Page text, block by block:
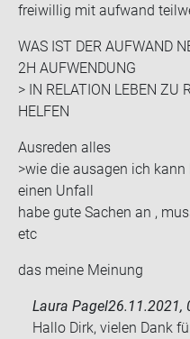
frei­wil­lig mit auf­wand
WAS IST DER AUF­WAND
2H AUF­WEN­DUNG
> IN RE­LA­TI­ON LEBEN ZU
HEL­FEN
Aus­re­den alles
>wie die au­sa­gen ich
einen Un­fall
habe gute Sa­chen an ,
etc
das meine Mei­nung
Laura Pagel26.11.2021,
Hallo Dirk, vielen Dank